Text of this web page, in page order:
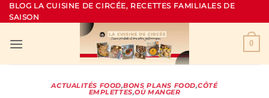
Passer
au
BLOG LA CUISINE DE CIRCÉE, RECETTES FAMILIALES DE
SAISON
0
ACTUALITÉS FOOD,BONS PLANS FOOD,CÔTÉ
EMPLETTES,OÙ MANGER